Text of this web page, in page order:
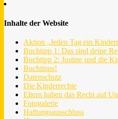
Inhalte der Website
Aktion „Jeden Tag ein
Buchtipp 1: Das sind deine
Buchtipp 2: Justine und die
Buchtipps!
Datenschutz
Die Kinderrechte
Eltern haben das Recht auf
Fotogalerie
Haftungsausschluss